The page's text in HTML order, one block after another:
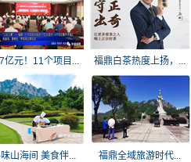
亿元！11个项目... 福鼎白茶热度上扬，...
山海间 美食伴... 福鼎全域旅游时代...